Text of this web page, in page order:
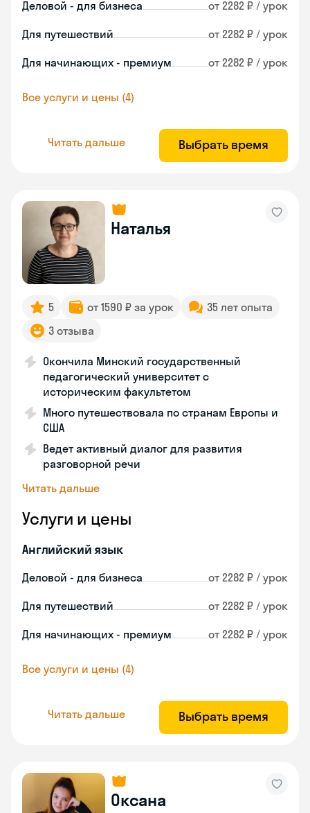
Деловой - для бизнеса от 2282 ₽ / урок
Для путешествий от 2282 ₽ / урок
Для начинающих - премиум от 2282 ₽ / урок
Все услуги и цены (4)
Читать дальше Выбрать время
Наталья
5 от 1590 ₽ за урок
35 лет опыта
3 отзыва
Окончила Минский государственный
педагогический университет с
историческим факультетом
Много путешествовала по странам Европы и
США
Ведет активный диалог для развития
разговорной речи
Читать дальше
Услуги и цены
Английский язык
Деловой - для бизнеса от 2282 ₽ / урок
Для путешествий от 2282 ₽ / урок
Для начинающих - премиум от 2282 ₽ / урок
Все услуги и цены (4)
Читать дальше Выбрать время
Оксана